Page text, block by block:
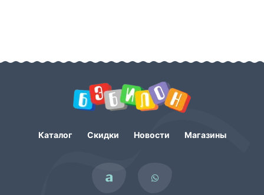
Каталог Скидки Новости Магазины